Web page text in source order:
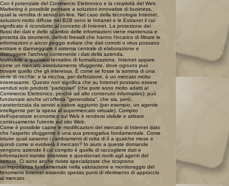
Con il potenziale del Commercio Elettronico e la creatività del Web
Marketing è possibile pensare a soluzioni innovative di business,
quali la vendita di servizi on-line. Nel caso della tecnologia Internet,
soluzioni molto diffuse nel B2B sono le Intranet e le Extranet il cui
significato è ricondotto al concetto di Internet. La protezione dei
flussi dei dati e dello scambio delle informazioni viene mantenuta e
protetta da strumenti, definiti firewall che hanno l'incarico di filtrare le
informazioni o ancor peggio evitare che dati corrotti o virus possano
entrare e danneggiare il sistema centrale di elaborazione e
distruggere l'archivio contenente i dati della azienda.
Invincibile a qualsiasi tentativo di formalizzazione, Internet appare
come un mercato assolutamente sfuggente, dove ognuno può
trovare quello che gli interessa. È come se fosse la somma di una
serie di nicchie: e la nicchia, per definizione, è un mercato molto
interessante. Questo non significa che su Internet possano essere
venduti solo prodotti "particolari" (che pure sono molto adatti al
Commercio Elettronico, perché ad alto contenuto informativo): può
funzionare anche un'offerta "generalista", che sia, però,
caratterizzata da servizi a valore aggiunto (per esempio, un agente
intelligente per la spesa al supermercato virtuale). Compito
dell'operatore economico sul Web è rendersi visibile e attirare
continuamente l'utente sul sito Web.
Come è possibile capire le modificazioni del mercato di Internet dato
che l'aspetto sfuggente è una sua prerogativa fondamentale. Come
intuire quali saranno i cambiamenti di rotta di lì a qualche mese e
quindi come si evolverà il mercato? In aiuto a queste domande
vengono aziende il cui compito è quello di raccogliere dati e
informazioni tramite interviste e questionari rivolti agli agenti del
settore. Ci sono anche riviste specializzate che ricoprono
un'importanza fondamentale nella valutazione e monitoraggio del
fenomeno Internet essendo spesso punti di riferimento di approccio
al mercato.